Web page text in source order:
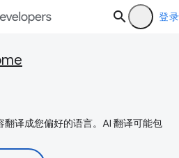
登录
译成您偏好的语言。AI 翻译可能包